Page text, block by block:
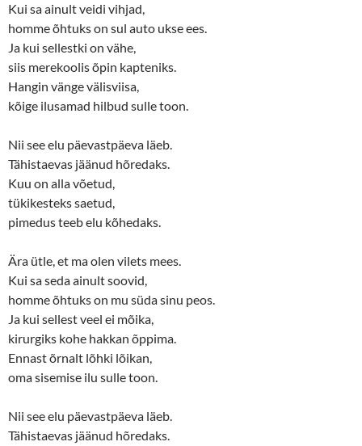
Kui sa ainult veidi vihjad,
homme õhtuks on sul auto ukse ees.
Ja kui sellestki on vähe,
siis merekoolis õpin kapteniks.
Hangin vänge välisviisa,
kõige ilusamad hilbud sulle toon.
Nii see elu päevastpäeva läeb.
Tähistaevas jäänud hõredaks.
Kuu on alla võetud,
tükikesteks saetud,
pimedus teeb elu kõhedaks.
Ära ütle, et ma olen vilets mees.
Kui sa seda ainult soovid,
homme õhtuks on mu süda sinu peos.
Ja kui sellest veel ei mõika,
kirurgiks kohe hakkan õppima.
Ennast õrnalt lõhki lõikan,
oma sisemise ilu sulle toon.
Nii see elu päevastpäeva läeb.
Tähistaevas jäänud hõredaks.